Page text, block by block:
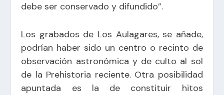
debe ser conservado y difundido”.
Los grabados de Los Aulagares, se añade,
podrían haber sido un centro o recinto de
observación astronómica y de culto al sol
de la Prehistoria reciente. Otra posibilidad
apuntada es la de constituir hitos